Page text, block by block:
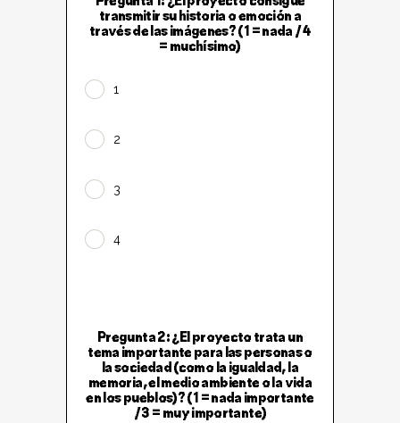
transmitir su historia o emoción a
través de las imágenes? (1 = nada / 4
= muchísimo)
1
2
3
4
Pregunta 2: ¿El proyecto trata un
tema importante para las personas o
la sociedad (como la igualdad, la
memoria, el medio ambiente o la vida
en los pueblos)? (1 = nada importante
/ 3 = muy importante)